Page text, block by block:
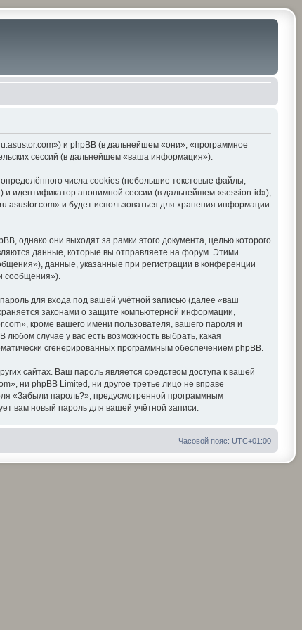
и phpBB (в дальнейшем «они», «программное
сессий (в дальнейшем «ваша информация»).
числа cookies (небольшие текстовые файлы,
идентификатор анонимной сессии (в дальнейшем «session-id»),
и будет использоваться для хранения информации
однако они выходят за рамки этого документа, целью которого
данные, которые вы отправляете на форум. Этими
данные, указанные при регистрации в конференции
сообщения»).
для входа под вашей учётной записью (далее «ваш
законами о защите компьютерной информации,
кроме вашего имени пользователя, вашего пароля и
случае у вас есть возможность выбрать, какая
сгенерированных программным обеспечением phpBB.
сайтах. Ваш пароль является средством доступа к вашей
ни phpBB Limited, ни другое третье лицо не вправе
«Забыли пароль?», предусмотренной программным
вам новый пароль для вашей учётной записи.
Часовой пояс: UTC+01:00